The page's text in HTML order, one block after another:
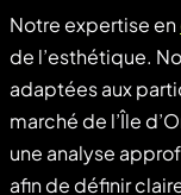
Notre expertise en
de l’esthétique.
adaptées aux
marché de l’Île
une analyse
afin de définir